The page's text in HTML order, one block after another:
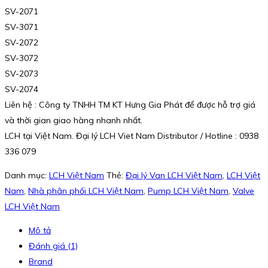
SV-2071
SV-3071
SV-2072
SV-3072
SV-2073
SV-2074
Liên hệ : Công ty TNHH TM KT Hưng Gia Phát để được hỗ trợ giá
và thời gian giao hàng nhanh nhất.
LCH tại Việt Nam. Đại lý LCH Viet Nam Distributor / Hotline : 0938
336 079
Danh mục: LCH Việt Nam Thẻ: Đại lý Van LCH Việt Nam, LCH Việt
Nam, Nhà phân phối LCH Việt Nam, Pump LCH Việt Nam, Valve
LCH Việt Nam
Mô tả
Đánh giá (1)
Brand